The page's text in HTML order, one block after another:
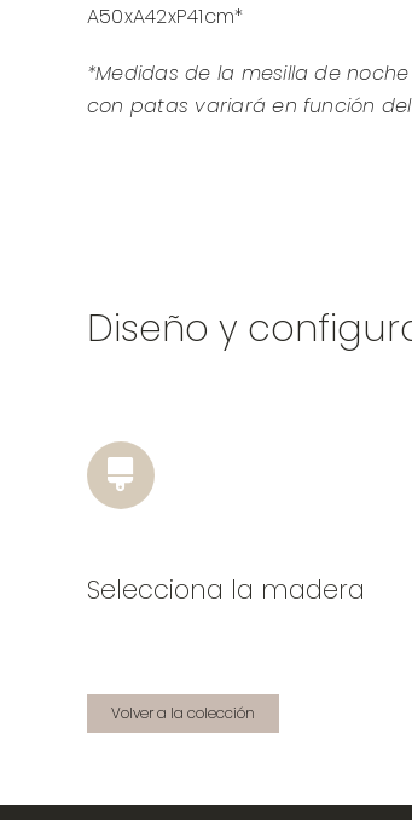
A50xA42xP41cm*
*Medidas de la mesilla de
con patas variará en función
Diseño y
Selecciona la madera
Volver a la colección